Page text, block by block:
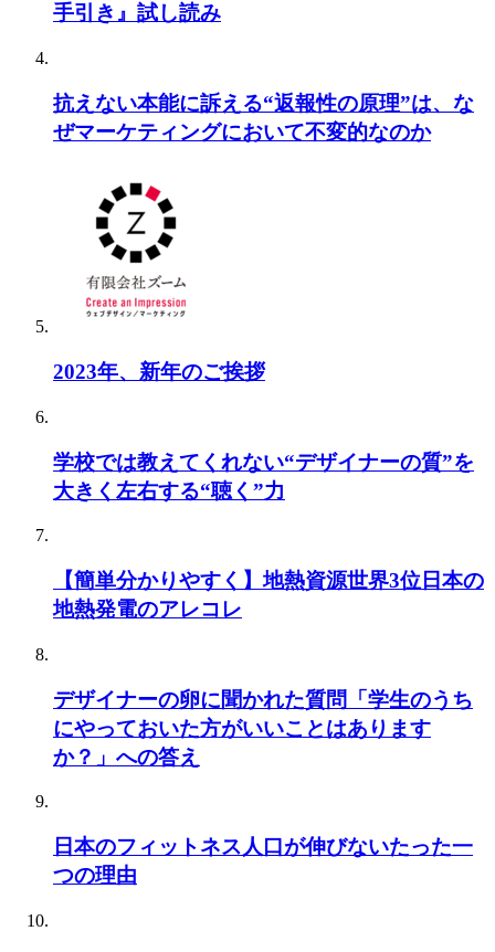
手引き』試し読み
抗えない本能に訴える“返報性の原理”は、な
ぜマーケティングにおいて不変的なのか
2023年、新年のご挨拶
学校では教えてくれない“デザイナーの質”を
大きく左右する“聴く”力
【簡単分かりやすく】地熱資源世界3位日本の
地熱発電のアレコレ
デザイナーの卵に聞かれた質問「学生のうち
にやっておいた方がいいことはあります
か？」への答え
日本のフィットネス人口が伸びないたった一
つの理由